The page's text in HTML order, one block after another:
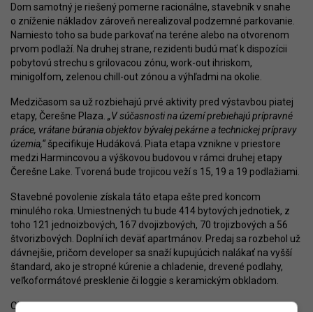
Dom samotný je riešený pomerne racionálne, stavebník v snahe
o zníženie nákladov zároveň nerealizoval podzemné parkovanie.
Namiesto toho sa bude parkovať na teréne alebo na otvorenom
prvom podlaží. Na druhej strane, rezidenti budú mať k dispozícii
pobytovú strechu s grilovacou zónu, work-out ihriskom,
minigolfom, zelenou chill-out zónou a výhľadmi na okolie.
Medzičasom sa už rozbiehajú prvé aktivity pred výstavbou piatej
etapy, Čerešne Plaza. „V súčasnosti na území prebiehajú prípravné
práce, vrátane búrania objektov bývalej pekárne a technickej prípravy
územia,“špecifikuje Hudáková. Piata etapa vznikne v priestore
medzi Harmincovou a výškovou budovou v rámci druhej etapy
Čerešne Lake. Tvorená bude trojicou veží s 15, 19 a 19 podlažiami.
Stavebné povolenie získala táto etapa ešte pred koncom
minulého roka. Umiestnených tu bude 414 bytových jednotiek, z
toho 121 jednoizbových, 167 dvojizbových, 70 trojizbových a 56
štvorizbových. Doplní ich deväť apartmánov. Predaj sa rozbehol už
dávnejšie, pričom developer sa snaží kupujúcich nalákať na vyšší
štandard, ako je stropné kúrenie a chladenie, drevené podlahy,
veľkoformátové presklenie či loggie s keramickým obkladom.
Obytné domy budú vybavené recepciami a stráženými